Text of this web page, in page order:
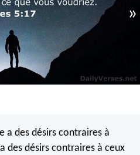
»
a des désirs contraires à
des désirs contraires à ceux